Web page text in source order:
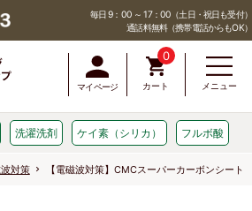
毎日 9：00 ～ 17：00（土日・祝日も受付）
通話料無料（携帯電話からもOK）
0
カート
マイページ メニュー
洗濯洗剤 ケイ素（シリカ） フルボ酸
対策 【電磁波対策】CMCスーパーカーボンシート